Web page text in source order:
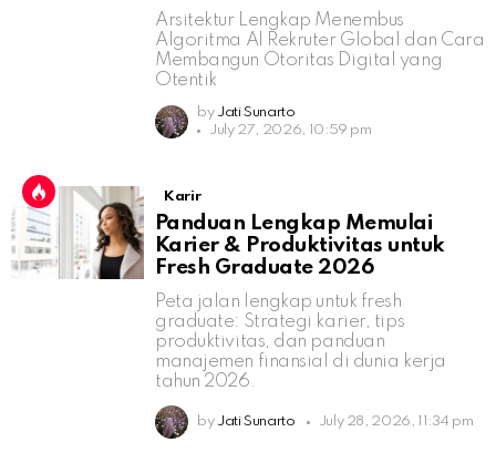
Arsitektur Lengkap Menembus
Algoritma AI Rekruter Global dan Cara
Membangun Otoritas Digital yang
Otentik
by Jati Sunarto
July 27, 2026, 10:59 pm
Karir
Panduan Lengkap Memulai
Karier & Produktivitas untuk
Fresh Graduate 2026
Peta jalan lengkap untuk fresh
graduate: Strategi karier, tips
produktivitas, dan panduan
manajemen finansial di dunia kerja
tahun 2026.
by Jati Sunarto July 28, 2026, 11:34 pm